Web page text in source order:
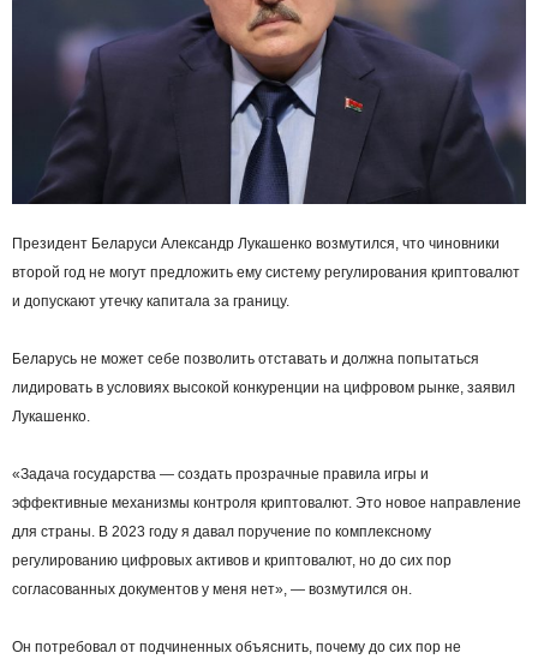
Президент Беларуси Александр Лукашенко возмутился, что чиновники
второй год не могут предложить ему систему регулирования криптовалют
и допускают утечку капитала за границу.
Беларусь не может себе позволить отставать и должна попытаться
лидировать в условиях высокой конкуренции на цифровом рынке, заявил
Лукашенко.
«Задача государства — создать прозрачные правила игры и
эффективные механизмы контроля криптовалют. Это новое направление
для страны. В 2023 году я давал поручение по комплексному
регулированию цифровых активов и криптовалют, но до сих пор
согласованных документов у меня нет», — возмутился он.
Он потребовал от подчиненных объяснить, почему до сих пор не